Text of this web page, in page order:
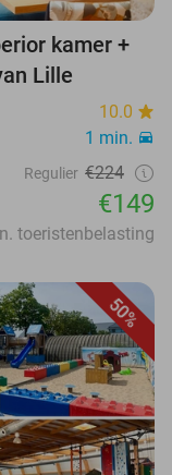
kamer +
Lille
10.0
1 min.
Regulier €224
€149
toeristenbelasting
50%